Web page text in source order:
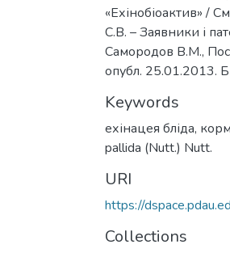
«Ехінобіоактив» /
С.В. – Заявники і
Самородов В.М.,
опубл. 25.01.2013.
Keywords
ехінацея бліда,
pallida (Nutt.) Nutt.
URI
https://
Collections